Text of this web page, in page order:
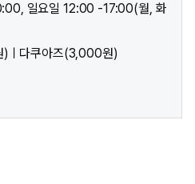
일요일 12:00 -17:00(월, 화
ㅣ다쿠아즈(3,000원)